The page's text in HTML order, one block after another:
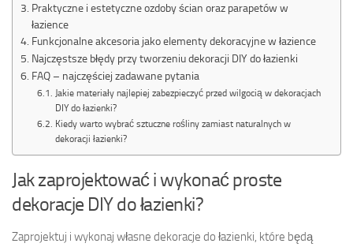
Praktyczne i estetyczne ozdoby ścian oraz parapetów w
łazience
Funkcjonalne akcesoria jako elementy dekoracyjne w łazience
Najczęstsze błędy przy tworzeniu dekoracji DIY do łazienki
FAQ – najczęściej zadawane pytania
Jakie materiały najlepiej zabezpieczyć przed wilgocią w dekoracjach
DIY do łazienki?
Kiedy warto wybrać sztuczne rośliny zamiast naturalnych w
dekoracji łazienki?
Jak zaprojektować i wykonać proste
dekoracje DIY do łazienki?
Zaprojektuj i wykonaj własne dekoracje do łazienki, które będą